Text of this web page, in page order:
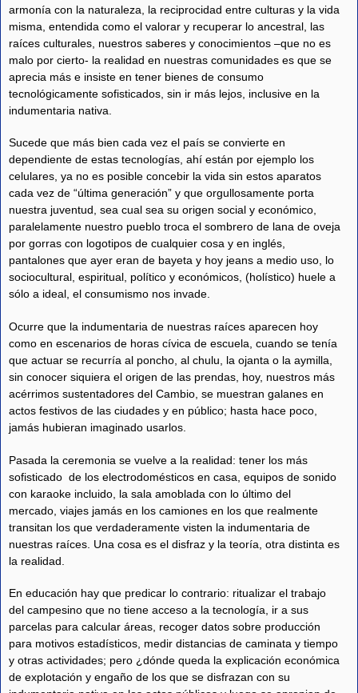
armonía con la naturaleza, la reciprocidad entre culturas y la vida
misma, entendida como el valorar y recuperar lo ancestral, las
raíces culturales, nuestros saberes y conocimientos –que no es
malo por cierto- la realidad en nuestras comunidades es que se
aprecia más e insiste en tener bienes de consumo
tecnológicamente sofisticados, sin ir más lejos, inclusive en la
indumentaria nativa.
Sucede que más bien cada vez el país se convierte en
dependiente de estas tecnologías, ahí están por ejemplo los
celulares, ya no es posible concebir la vida sin estos aparatos
cada vez de “última generación” y que orgullosamente porta
nuestra juventud, sea cual sea su origen social y económico,
paralelamente nuestro pueblo troca el sombrero de lana de oveja
por gorras con logotipos de cualquier cosa y en inglés,
pantalones que ayer eran de bayeta y hoy jeans a medio uso, lo
sociocultural, espiritual, político y económicos, (holístico) huele a
sólo a ideal, el consumismo nos invade.
Ocurre que la indumentaria de nuestras raíces aparecen hoy
como en escenarios de horas cívica de escuela, cuando se tenía
que actuar se recurría al poncho, al chulu, la ojanta o la aymilla,
sin conocer siquiera el origen de las prendas, hoy, nuestros más
acérrimos sustentadores del Cambio, se muestran galanes en
actos festivos de las ciudades y en público; hasta hace poco,
jamás hubieran imaginado usarlos.
Pasada la ceremonia se vuelve a la realidad: tener los más
sofisticado de los electrodomésticos en casa, equipos de sonido
con karaoke incluido, la sala amoblada con lo último del
mercado, viajes jamás en los camiones en los que realmente
transitan los que verdaderamente visten la indumentaria de
nuestras raíces. Una cosa es el disfraz y la teoría, otra distinta es
la realidad.
En educación hay que predicar lo contrario: ritualizar el trabajo
del campesino que no tiene acceso a la tecnología, ir a sus
parcelas para calcular áreas, recoger datos sobre producción
para motivos estadísticos, medir distancias de caminata y tiempo
y otras actividades; pero ¿dónde queda la explicación económica
de explotación y engaño de los que se disfrazan con su